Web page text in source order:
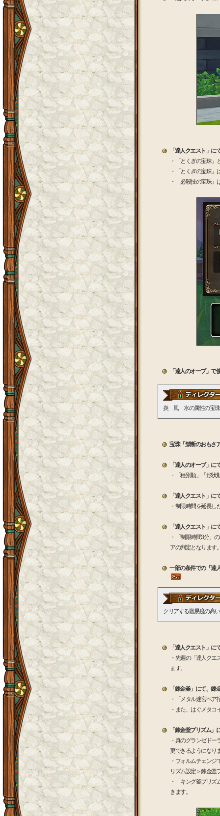
「達人クエスト」
・「とくぎの宝珠
・「とくぎの宝珠
・「必殺技の宝珠
「達人のオーブ」
炎 風 水の属性の宝珠
宝珠「禁断のおもさ
「達人のオーブ」
・「種別順」「形
「達人クエスト」
・制限時間を延長し
「達人クエスト」
・「制限時間3分」
アの判定となります
一部の条件での「達
クリアする難易度の高
「達人クエスト」
・先週の「達人ク
ます。
「錬金釜」にて、
・「メタル迷宮ペア
・また、はぐメタ
「錬金釜プリズム
・真のグランゼド
更できるようになり
・フォルムチェン
リズム設定＞錬金釜
・「キング釜プリ
きます。